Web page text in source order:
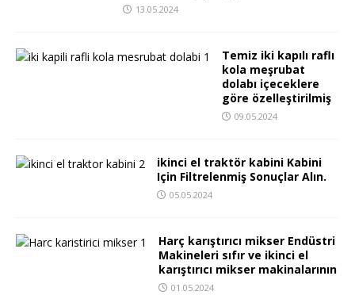
13.05.2024
Temiz iki kapılı raflı
kola meşrubat
dolabı içeceklere
göre özelleştirilmiş
09.05.2024
ikinci el traktör kabini Kabini
Için Filtrelenmiş Sonuçlar Alın.
05.05.2024
Harç karıştırıcı mikser Endüstri
Makineleri sıfır ve ikinci el
karıştırıcı mikser makinalarının
01.05.2024